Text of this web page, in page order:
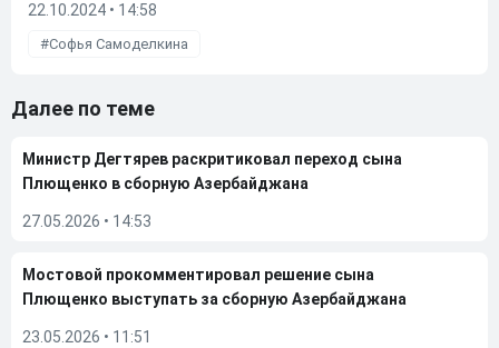
22.10.2024 • 14:58
Софья Самоделкина
Далее по теме
Министр Дегтярев раскритиковал переход сына
Плющенко в сборную Азербайджана
27.05.2026 • 14:53
Мостовой прокомментировал решение сына
Плющенко выступать за сборную Азербайджана
23.05.2026 • 11:51